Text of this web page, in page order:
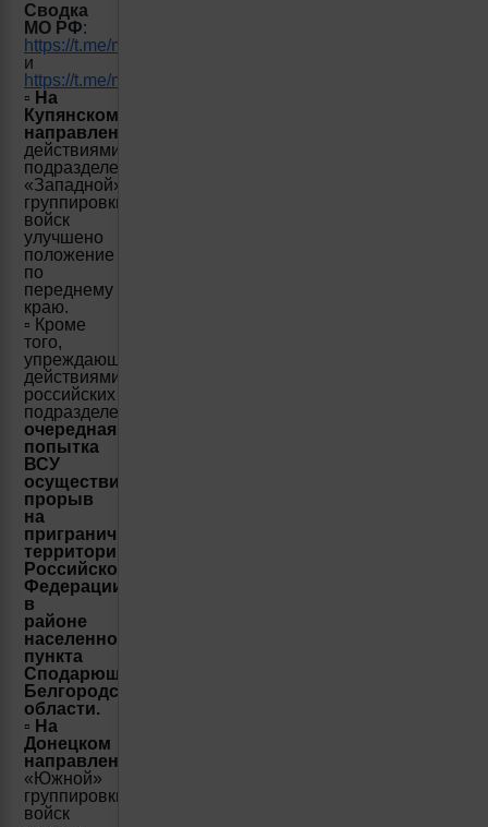
Сводка
МО РФ:
https://t.me/mod_russia/36608
и
https://t.me/mod_russia/36609
▫️ На
Купянском
направлении
действиями
подразделений
«Западной»
группировки
войск
улучшено
положение
по
переднему
краю.
▫️ Кроме
того,
упреждающими
действиями
российских
подразделений
очередная
попытка
ВСУ
осуществить
прорыв
на
приграничную
территорию
Российской
Федерации
в
районе
населенного
пункта
Сподарюшино
Белгородской
области.
▫️ На
Донецком
направлении
«Южной»
группировки
войск